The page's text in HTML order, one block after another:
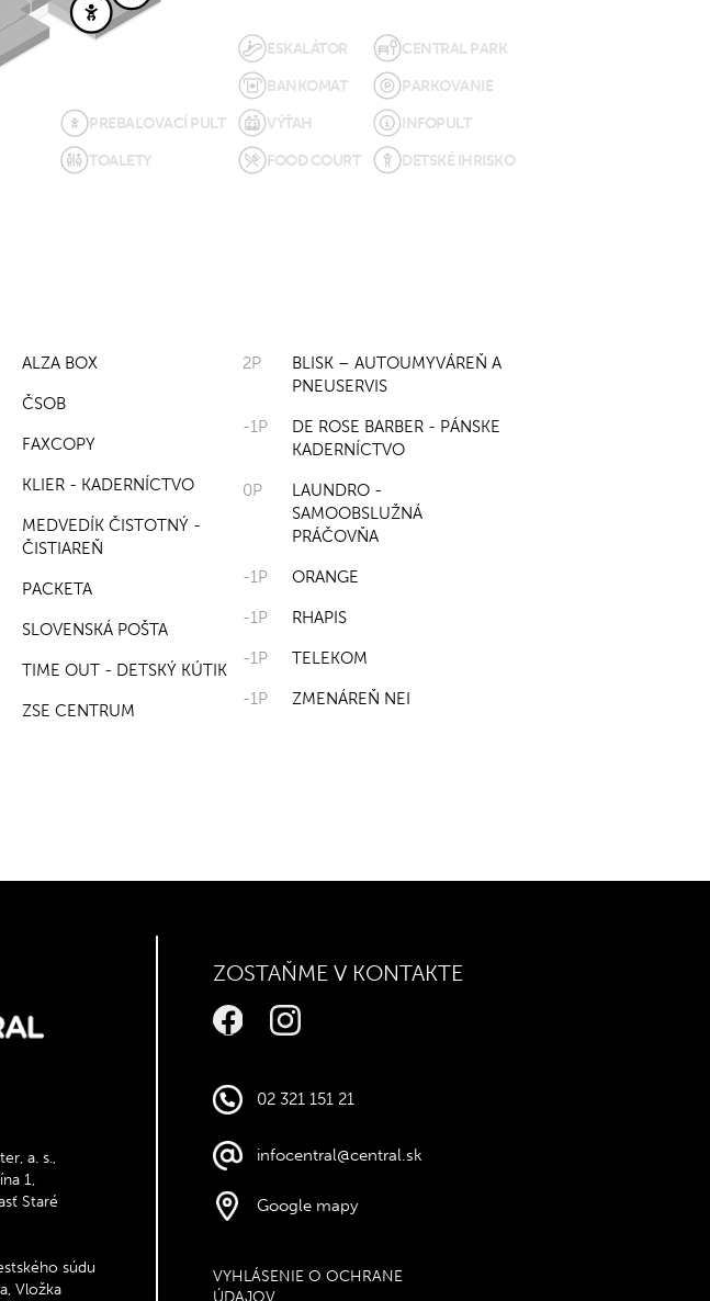
PREBAĽOVACÍ PULT
TOALETY
ESKALÁTOR
BANKOMAT
VÝŤAH
FOOD COURT
CENTRAL PARK
PARKOVANIE
INFOPULT
DETSKÉ IHRISKO
ALZA BOX 2P
BLISK – AUTOUMYVÁREŇ A
PNEUSERVIS
ČSOB
-1P
DE ROSE BARBER - PÁNSKE
KADERNÍCTVO
FAXCOPY
KLIER - KADERNÍCTVO 0P
LAUNDRO -
SAMOOBSLUŽNÁ
PRÁČOVŇA
MEDVEDÍK ČISTOTNÝ -
ČISTIAREŇ
-1P ORANGE
PACKETA
-1P RHAPIS
SLOVENSKÁ POŠTA
-1P TELEKOM
TIME OUT - DETSKÝ KÚTIK
-1P ZMENÁREŇ NEI
ZSE CENTRUM
a. s.,
1,
Staré
súdu
Vložka
ZOSTAŇME V KONTAKTE
02 321 151 21
infocentral@central.sk
Google mapy
VYHLÁSENIE O OCHRANE
ÚDAJOV